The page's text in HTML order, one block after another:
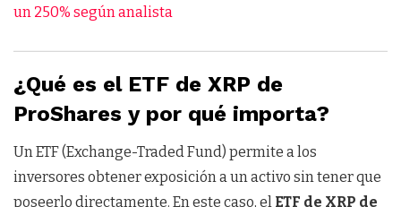
un 250% según analista
¿Qué es el ETF de XRP de
ProShares y por qué importa?
Un ETF (Exchange-Traded Fund) permite a los
inversores obtener exposición a un activo sin tener que
poseerlo directamente. En este caso, el ETF de XRP de